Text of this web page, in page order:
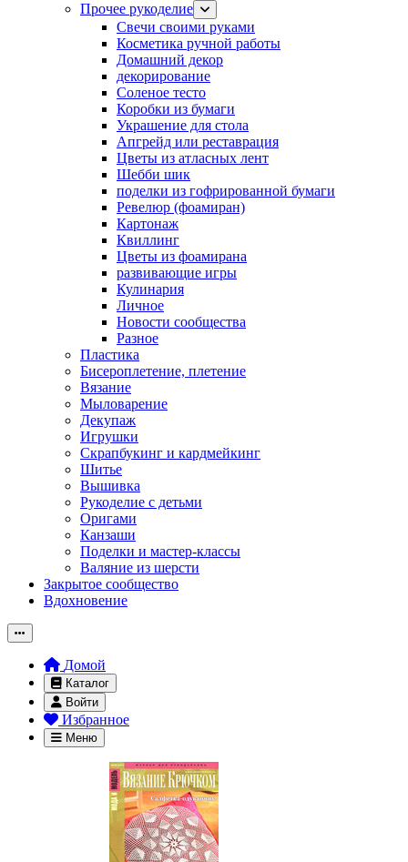
Прочее рукоделие
Свечи своими руками
Косметика ручной работы
Домашний декор
декорирование
Соленое тесто
Коробки из бумаги
Украшение для стола
Апгрейд или реставрация
Цветы из атласных лент
Шебби шик
поделки из гофрированной бумаги
Ревелюр (фоамиран)
Картонаж
Квиллинг
Цветы из фоамирана
развивающие игры
Кулинария
Личное
Новости сообщества
Разное
Пластика
Бисероплетение, плетение
Вязание
Мыловарение
Декупаж
Игрушки
Скрапбукинг и кардмейкинг
Шитье
Вышивка
Рукоделие с детьми
Оригами
Канзаши
Поделки и мастер-классы
Валяние из шерсти
Закрытое сообщество
Вдохновение
Домой
Каталог
Войти
Избранное
Меню